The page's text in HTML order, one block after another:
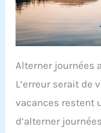
Alterner journées
L’erreur serait de
vacances restent
d’alterner